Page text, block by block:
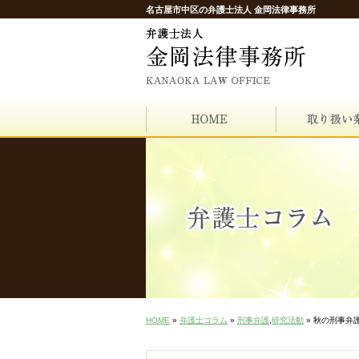
名古屋市中区の弁護士法人 金岡法律事務所
HOME » 弁護士コラム » 刑事弁護 研究活動 » 秋の刑事弁